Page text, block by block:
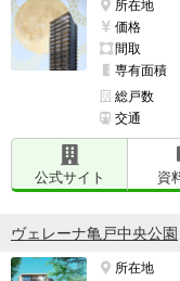
交通・アクセスで良
部屋から亀戸駅ま
るので休日はわざ
総武線が各駅停車し
所在地
価格
間取
専有面積
総戸数
交通
公式サイト 資
ヴェレーナ亀戸中央公園
所在地